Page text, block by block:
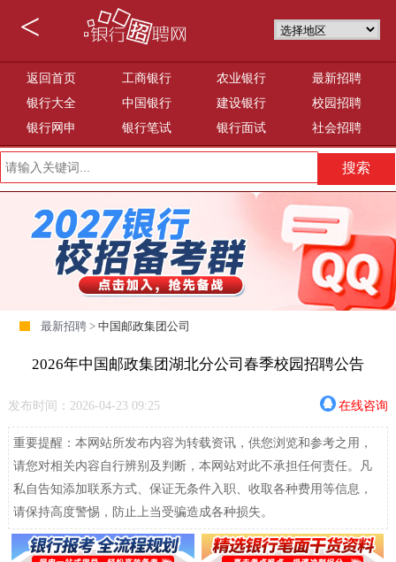
<
返回首页 工商银行 农业银行
最新招聘
银行大全
中国银行 建设银行
校园招聘
银行网申
银行笔试 银行面试 社会招聘
最新招聘 >中国邮政集团公司
2026年中国邮政集团湖北分公司春季校园招聘公告
发布时间：2026-04-23 09:25 在线咨询
重要提醒：本网站所发布内容为转载资讯，供您浏览和参考之用，
请您对相关内容自行辨别及判断，本网站对此不承担任何责任。凡
私自告知添加联系方式、保证无条件入职、收取各种费用等信息，
请保持高度警惕，防止上当受骗造成各种损失。